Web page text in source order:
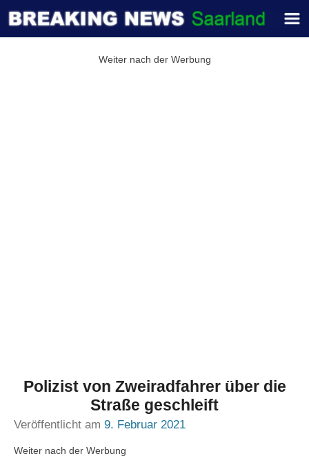
Weiter nach der Werbung
Polizist von Zweiradfahrer über die
Straße geschleift
Veröffentlicht am 9. Februar 2021
Weiter nach der Werbung